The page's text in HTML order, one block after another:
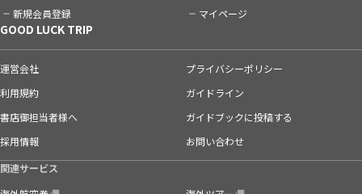
新規会員登録 マイページ
GOOD LUCK TRIP
運営会社
プライバシーポリシー
利用規約
ガイドライン
書店御担当者様へ
ガイドブックに投稿する
採用情報
お問い合わせ
関連サービス